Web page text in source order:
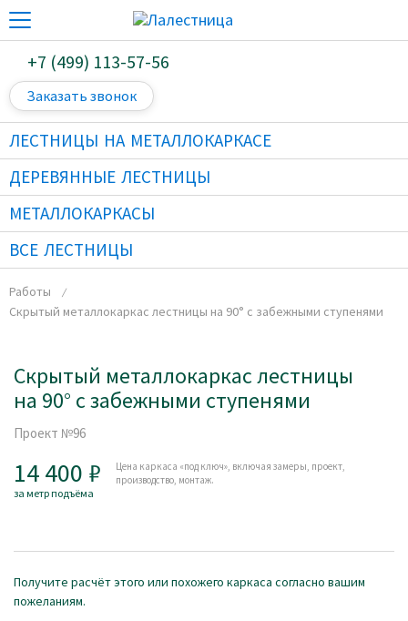
+7 (499) 113-57-56
Заказать звонок
ЛЕСТНИЦЫ НА МЕТАЛЛОКАРКАСЕ
ДЕРЕВЯННЫЕ ЛЕСТНИЦЫ
МЕТАЛЛОКАРКАСЫ
ВСЕ ЛЕСТНИЦЫ
Работы
Скрытый металлокаркас лестницы на 90° с забежными ступенями
Скрытый металлокаркас лестницы
на 90° с забежными ступенями
Проект №96
14 400
за метр подъёма
Цена каркаса «под ключ», включая замеры, проект,
производство, монтаж.
Получите расчёт этого или похожего каркаса согласно вашим
пожеланиям.